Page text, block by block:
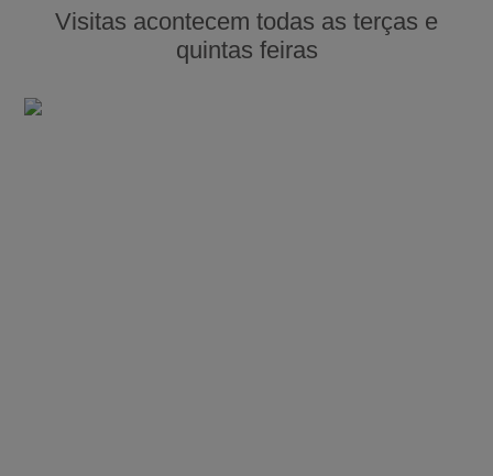
Visitas acontecem todas as terças e
quintas feiras